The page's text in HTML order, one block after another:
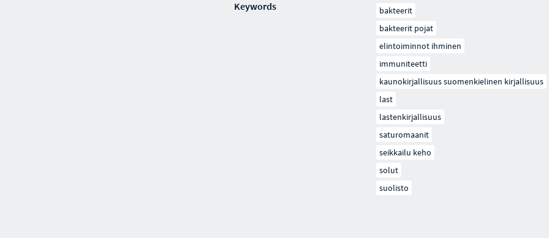
Keywords
bakteerit
bakteerit pojat
elintoiminnot ihminen
immuniteetti
kaunokirjallisuus suomenkielinen kirjallisuus
last
lastenkirjallisuus
saturomaanit
seikkailu keho
solut
suolisto